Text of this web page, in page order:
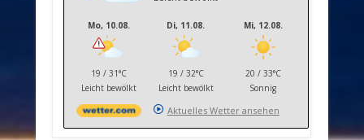
Mo, 10.08.
19 / 31°C
Leicht bewölkt
Di, 11.08.
19 / 32°C
Leicht bewölkt
Mi, 12.08.
20 / 33°C
Sonnig
Aktuelles Wetter ansehen